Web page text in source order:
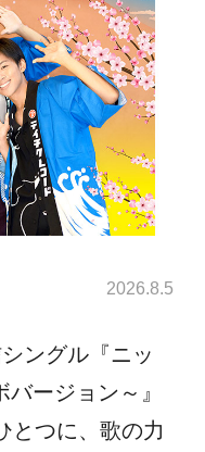
2026.8.5
ングル『ニッ
ージョン～』
つに、歌の力